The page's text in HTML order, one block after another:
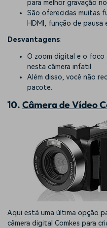
para melhor gravação
São oferecidas muitas
HDMI, função de pausa
Desvantagens:
O zoom digital e o
nesta câmera infatil
Além disso, você não
pacote.
10. Câmera de Vídeo
Aqui está uma última opção
câmera digital Comkes para